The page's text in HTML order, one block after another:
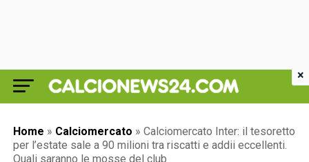
Home » Calciomercato » Calciomercato Inter: il tesoretto
per l’estate sale a 90 milioni tra riscatti e addii eccellenti.
Quali saranno le mosse del club
×